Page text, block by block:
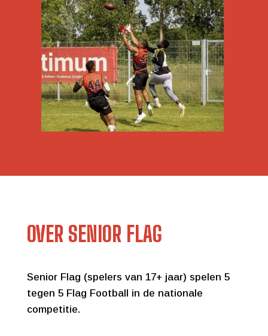
OVER SENIOR FLAG
Senior Flag (spelers van 17+ jaar) spelen 5
tegen 5 Flag Football in de nationale
competitie.